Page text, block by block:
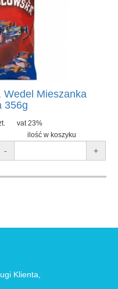
Mieszanka
356g
vat 23%
ilość w koszyku
- +
Klienta,